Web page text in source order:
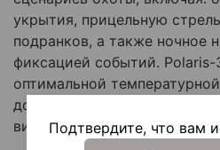
укрытия, прицельную
подранков, а также ночное
фиксацией событий. Polaris-
оптимальной
до 25mK и оригинальной
виде многопозиционного
Подтвердите, что вам